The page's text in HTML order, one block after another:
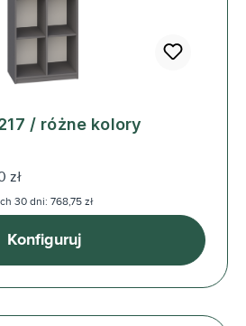
217 / różne kolory
zł
30 dni: 768,75 zł
Konfiguruj